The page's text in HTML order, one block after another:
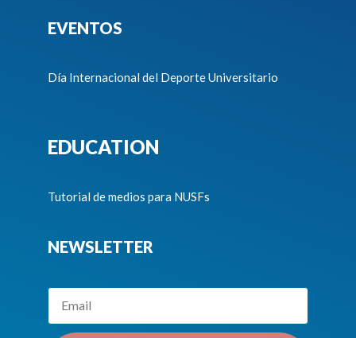
EVENTOS
Día Internacional del Deporte Universitario
EDUCATION
Tutorial de medios para NUSFs
NEWSLETTER